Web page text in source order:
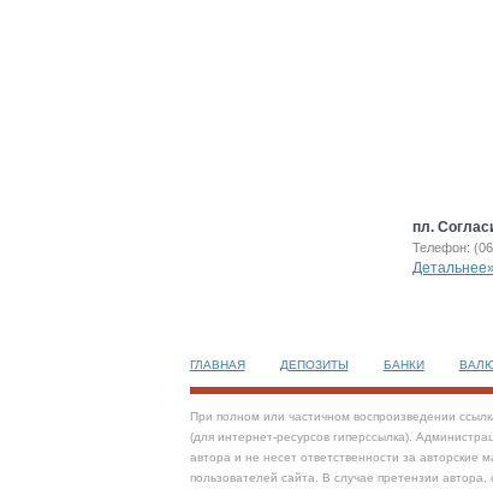
пл.
Телефон:
Детальнее»
ГЛАВНАЯ ДЕПОЗИТЫ БАНКИ
При полном или частичном воспроизведении
(для интернет-ресурсов гиперссылка).
автора и не несет ответственности за авторские
пользователей сайта. В случае претензии автора,